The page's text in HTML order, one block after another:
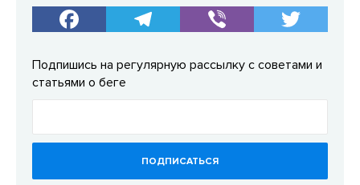
Подпишись на регулярную рассылку с советами и
статьями о беге
ПОДПИСАТЬСЯ